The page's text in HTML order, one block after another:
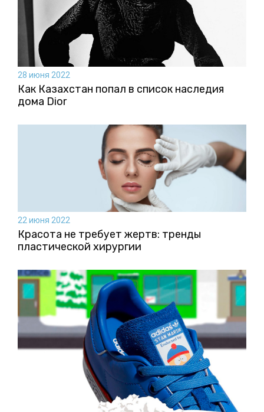
28 июня 2022
Как Казахстан попал в список наследия
дома Dior
22 июня 2022
Красота не требует жертв: тренды
пластической хирургии